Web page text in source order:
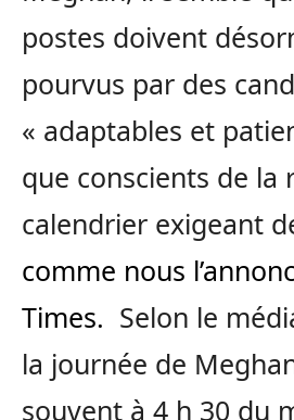
postes doivent
pourvus par des
« adaptables et
que conscients de la
calendrier exigeant
comme nous
Times. Selon le
la journée de
souvent à 4 h 30 du